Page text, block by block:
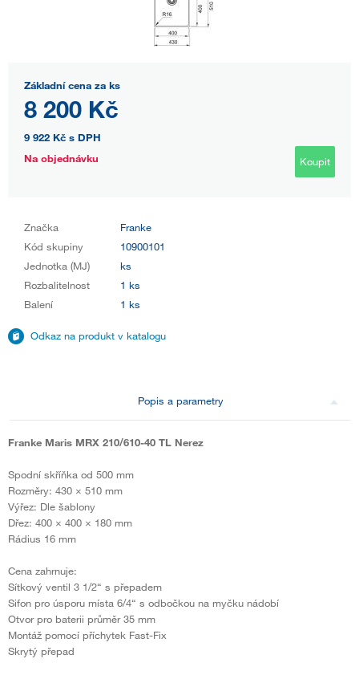
Základní cena za ks
8 200 Kč
9 922 Kč s DPH
Na objednávku
Koupit
Značka
Franke
Kód skupiny
10900101
Jednotka (MJ)
ks
Rozbalitelnost
1 ks
Balení
1 ks
Odkaz na produkt v katalogu
Popis a parametry
Franke Maris MRX 210/610-40 TL Nerez
Spodní skříňka od 500 mm
Rozměry: 430 × 510 mm
Výřez: Dle šablony
Dřez: 400 × 400 × 180 mm
Rádius 16 mm
Cena zahrnuje:
Sítkový ventil 3 1/2“ s přepadem
Sifon pro úsporu místa 6/4“ s odbočkou na myčku nádobí
Otvor pro baterii průměr 35 mm
Montáž pomocí příchytek Fast-Fix
Skrytý přepad